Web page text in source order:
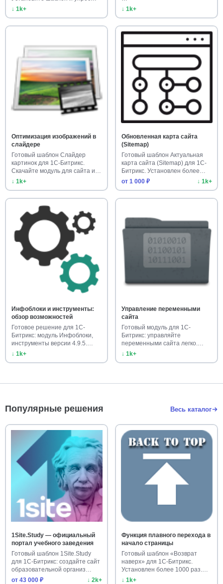
↓ 1k+
↓ 1k+
Оптимизация изображений в
слайдере
Готовый шаблон Слайдер
картинок для 1С-Битрикс.
Скачайте модуль для сайта и
созд…
↓ 1k+
Обновленная карта сайта
(Sitemap)
Готовый шаблон Актуальная
карта сайта (Sitemap) для 1С-
Битрикс. Установлен более…
от 1 000 ₽
↓ 1k+
Инфоблоки и инструменты:
обзор возможностей
Готовое решение для 1С-
Битрикс: модуль Инфоблоки,
инструменты версии 4.9.5.
Уско…
↓ 1k+
Управление переменными
сайта
Готовый модуль для 1С-
Битрикс: управляйте
переменными сайта легко.
Ускорьте наст…
↓ 1k+
Популярные решения Весь каталог
1Site.Study — официальный
портал учебного заведения
Готовый шаблон 1Site.Study
для 1С-Битрикс: создайте сайт
образовательной организ…
от 43 000 ₽
↓ 2k+
Функция плавного перехода в
начало страницы
Готовый шаблон «Возврат
наверх» для 1С-Битрикс.
Установлен более 1000 раз.
Улучш…
↓ 1k+